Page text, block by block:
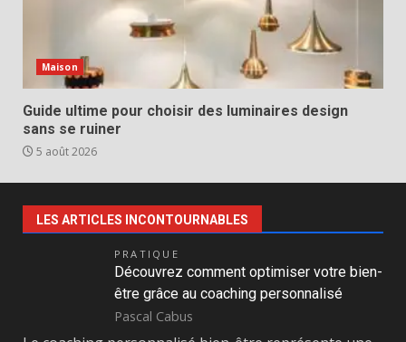
Maison
Guide ultime pour choisir des luminaires design
sans se ruiner
5 août 2026
LES ARTICLES INCONTOURNABLES
PRATIQUE
Découvrez comment optimiser votre bien-
être grâce au coaching personnalisé
Pascal Cabus